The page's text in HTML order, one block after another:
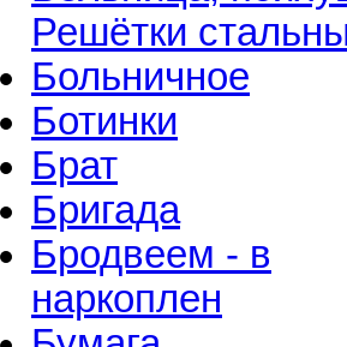
Решётки
Больничное
Ботинки
Брат
Бригада
Бродвеем - в
наркоплен